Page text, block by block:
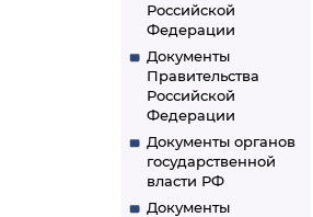
Российской
Федерации
Документы
Правительства
Российской
Федерации
Документы органов
государственной
власти РФ
Документы